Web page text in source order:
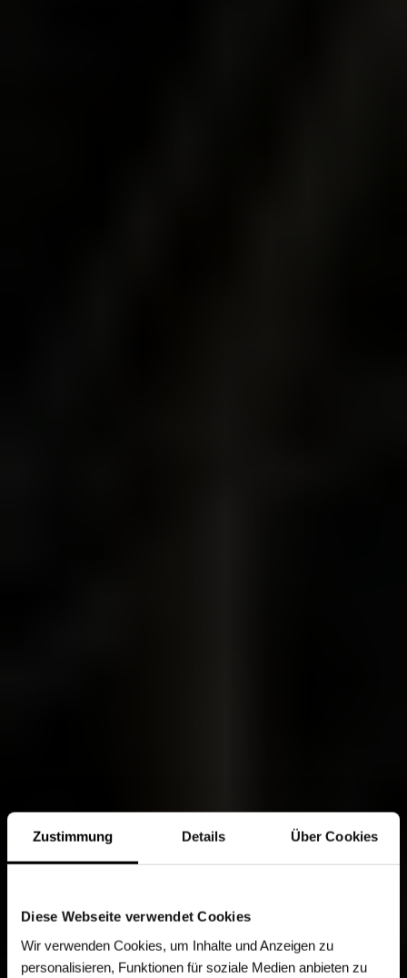
Zustimmung Details Über Cookies
Diese Webseite verwendet Cookies
Wir verwenden Cookies, um Inhalte und Anzeigen zu
personalisieren, Funktionen für soziale Medien anbieten zu